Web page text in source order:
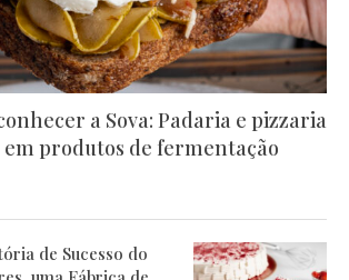
a Sova: Padaria e pizzaria
em produtos de fermentação
de Sucesso do